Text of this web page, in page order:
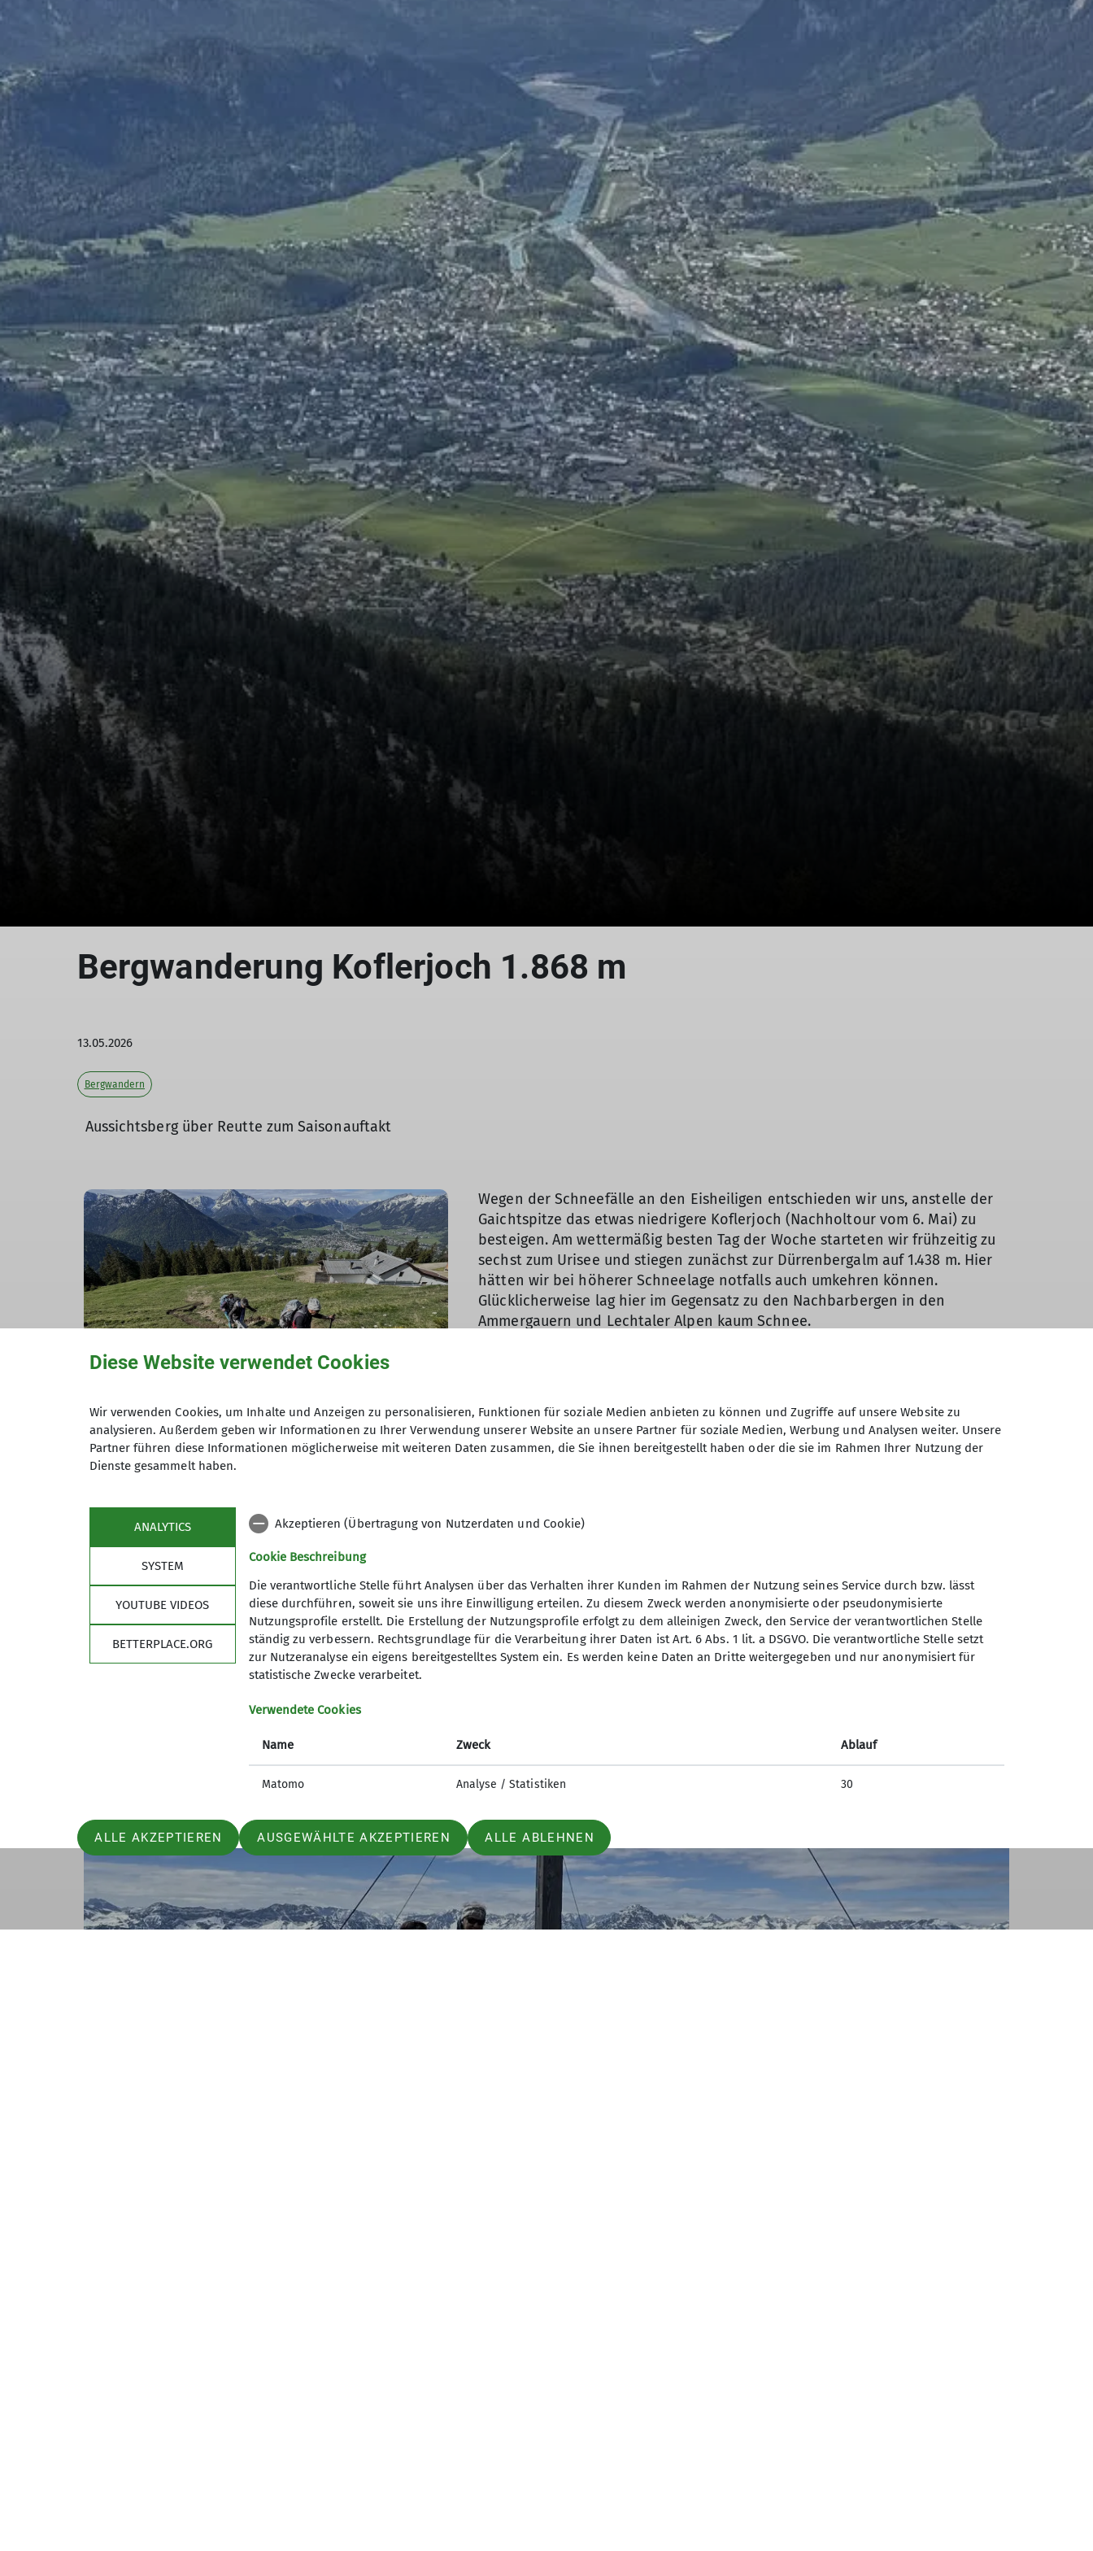
Bergwanderung Koflerjoch 1.868 m
13.05.2026
Bergwandern
Aussichtsberg über Reutte zum Saisonauftakt
Wegen der Schneefälle an den Eisheiligen entschieden wir uns, anstelle der
Gaichtspitze das etwas niedrigere Koflerjoch (Nachholtour vom 6. Mai) zu
besteigen. Am wettermäßig besten Tag der Woche starteten wir frühzeitig zu
sechst zum Urisee und stiegen zunächst zur Dürrenbergalm auf 1.438 m. Hier
hätten wir bei höherer Schneelage notfalls auch umkehren können.
Glücklicherweise lag hier im Gegensatz zu den Nachbarbergen in den
Ammergauern und Lechtaler Alpen kaum Schnee.
Nach einer kurzen Verschnaufpause mit einer kleinen Brotzeit konnten wir
unseren Weg zum Gipfel fortsetzen. Schnee lag nur nordseitig und auf
m, gelangten. Nach einer weiteren Brotzeit und ausgiebiger
Panoramabestaunung mit Gipfelbestimmung stiegen wir wieder ab zur
Dürrenbergalm, die inzwischen geöffnet hatte.
Dort belohnten wir uns noch mit Kaffee und Schokonusskuchen, bevor wir zum
Parkplatz zurückkehrten. Zum Saisonstart für alle eine schöne Tour und ein
paar Höhenmeter für die Kondition!
© DAV Peißenberg
Diese Website verwendet Cookies
Wir verwenden Cookies, um Inhalte und Anzeigen zu personalisieren, Funktionen für soziale Medien anbieten zu können und Zugriffe auf unsere Website zu
analysieren. Außerdem geben wir Informationen zu Ihrer Verwendung unserer Website an unsere Partner für soziale Medien, Werbung und Analysen weiter. Unsere
Partner führen diese Informationen möglicherweise mit weiteren Daten zusammen, die Sie ihnen bereitgestellt haben oder die sie im Rahmen Ihrer Nutzung der
Dienste gesammelt haben.
ANALYTICS
SYSTEM
YOUTUBE VIDEOS
BETTERPLACE.ORG
Akzeptieren (Übertragung von Nutzerdaten und Cookie)
Cookie Beschreibung
Die verantwortliche Stelle führt Analysen über das Verhalten ihrer Kunden im Rahmen der Nutzung seines Service durch bzw. lässt
diese durchführen, soweit sie uns ihre Einwilligung erteilen. Zu diesem Zweck werden anonymisierte oder pseudonymisierte
Nutzungsprofile erstellt. Die Erstellung der Nutzungsprofile erfolgt zu dem alleinigen Zweck, den Service der verantwortlichen Stelle
ständig zu verbessern. Rechtsgrundlage für die Verarbeitung ihrer Daten ist Art. 6 Abs. 1 lit. a DSGVO. Die verantwortliche Stelle setzt
zur Nutzeranalyse ein eigens bereitgestelltes System ein. Es werden keine Daten an Dritte weitergegeben und nur anonymisiert für
statistische Zwecke verarbeitet.
Verwendete Cookies
Name Zweck Ablauf
Matomo Analyse / Statistiken 30
ALLE AKZEPTIEREN AUSGEWÄHLTE AKZEPTIEREN ALLE ABLEHNEN